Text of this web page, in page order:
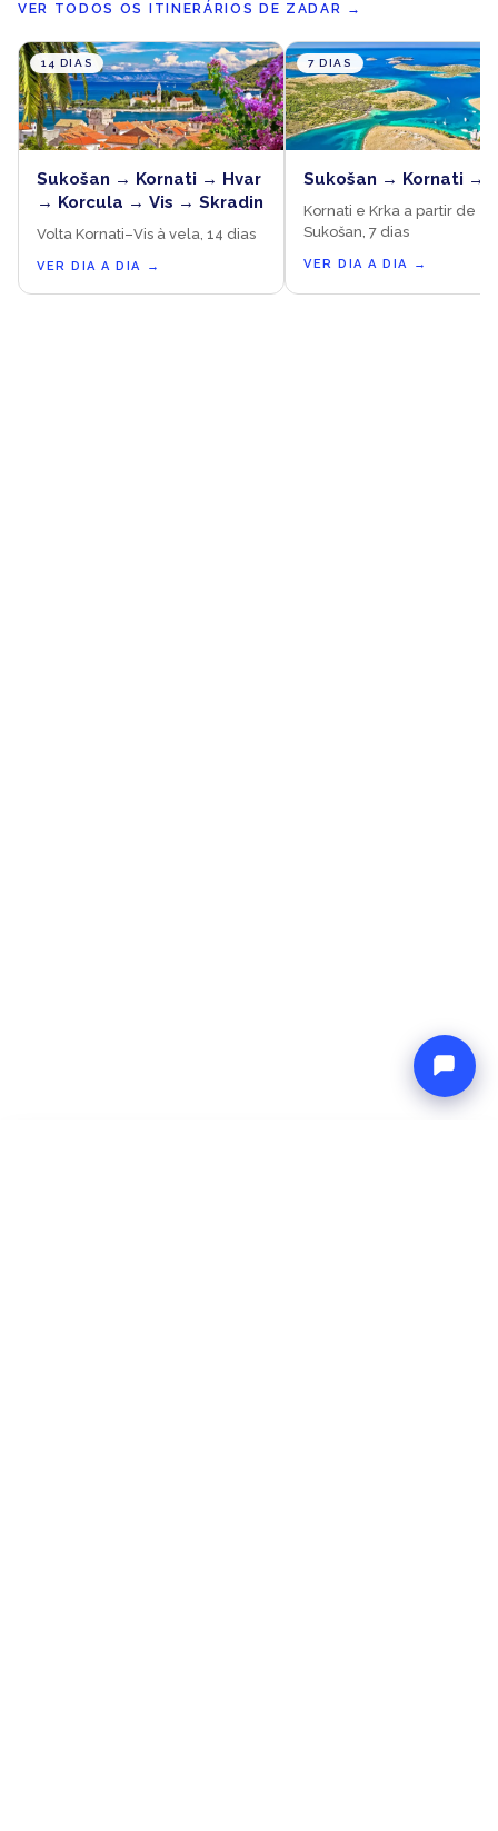
VER TODOS OS ITINERÁRIOS DE ZADAR →
14 DIAS
Sukošan → Kornati → Hvar
→ Korcula → Vis → Skradin
Volta Kornati–Vis à vela, 14 dias
VER DIA A DIA →
7 DIAS
Sukošan → Kornati →
Kornati e Krka a partir de
Sukošan, 7 dias
VER DIA A DIA →